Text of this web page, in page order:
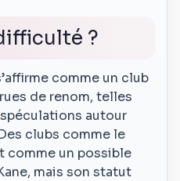
?
comme un club
de renom, telles
autour
clubs comme le
comme un possible
mais son statut